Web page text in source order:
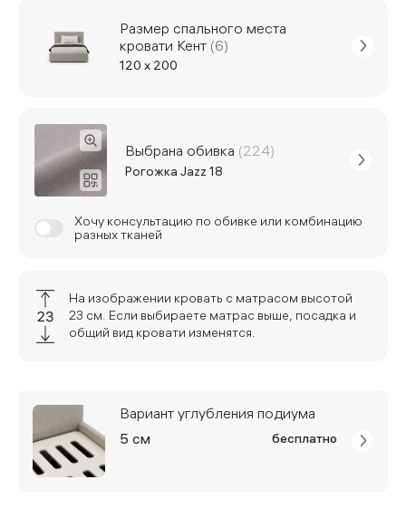
Размер спального места
кровати Кент (6)
120 x 200
Выбрана обивка (224)
Рогожка Jazz 18
Хочу консультацию по обивке или комбинацию
разных тканей
На изображении кровать с матрасом высотой
23 см. Если выбираете матрас выше, посадка и
общий вид кровати изменятся.
Вариант углубления подиума
5 см
бесплатно